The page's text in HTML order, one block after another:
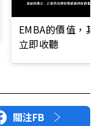
EMBA的價值，
立即收聽
關注FB